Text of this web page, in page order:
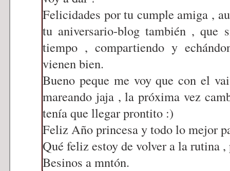
Felicidades por tu cumple amiga ,
tu aniversario-blog también , que
tiempo , compartiendo y
vienen bien.
Bueno peque me voy que con el
mareando jaja , la próxima vez
tenía que llegar prontito :)
Feliz Año princesa y todo lo mejor
Qué feliz estoy de volver a la rutina
Besinos a mntón.